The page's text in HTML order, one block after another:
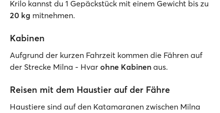
Krilo kannst du 1 Gepäckstück mit einem Gewicht bis zu
20 kg mitnehmen.
Kabinen
Aufgrund der kurzen Fahrzeit kommen die Fähren auf
der Strecke Milna - Hvar ohne Kabinen aus.
Reisen mit dem Haustier auf der Fähre
Haustiere sind auf den Katamaranen zwischen Milna